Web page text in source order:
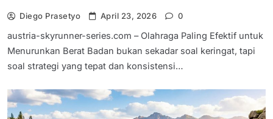
Diego Prasetyo April 23, 2026 0
austria-skyrunner-series.com – Olahraga Paling Efektif untuk
Menurunkan Berat Badan bukan sekadar soal keringat, tapi
soal strategi yang tepat dan konsistensi…